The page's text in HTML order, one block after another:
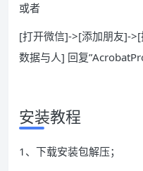
或者
[打开微信]->[添加朋友]-
数据与人] 回复
安装教程
1、下载安装包解压；